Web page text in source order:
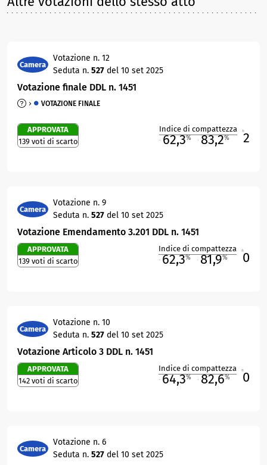
Camera
Votazione n. 12
Seduta n. 527 del 10 set 2025
Votazione finale DDL n. 1451
VOTAZIONE FINALE
APPROVATA
139 voti di scarto
Indice di compattezza
62,3% 83,2% 2
Camera
Votazione n. 9
Seduta n. 527 del 10 set 2025
Votazione Emendamento 3.201 DDL n. 1451
APPROVATA
139 voti di scarto
Indice di compattezza
62,3% 81,9% 0
Camera
Votazione n. 10
Seduta n. 527 del 10 set 2025
Votazione Articolo 3 DDL n. 1451
APPROVATA
142 voti di scarto
Indice di compattezza
64,3% 82,6% 0
Camera
Votazione n. 6
Seduta n. 527 del 10 set 2025